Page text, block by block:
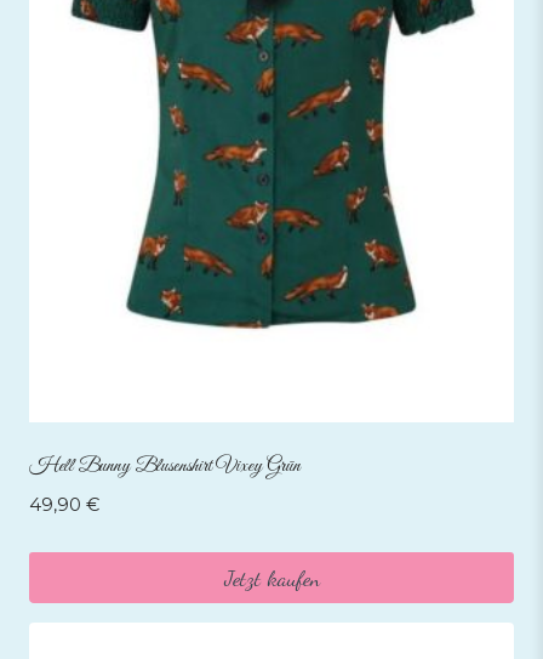
Hell Bunny Blusenshirt Vixey Grün
49,90 €
Jetzt kaufen